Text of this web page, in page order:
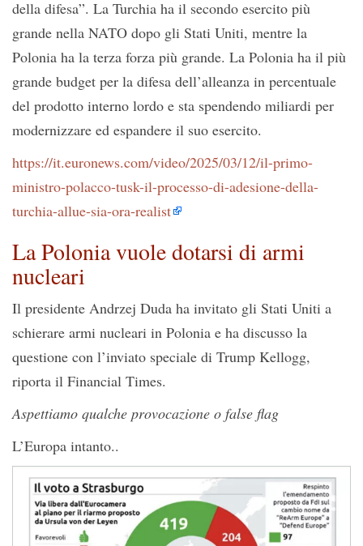
della difesa”. La Turchia ha il secondo esercito più
grande nella NATO dopo gli Stati Uniti, mentre la
Polonia ha la terza forza più grande. La Polonia ha il più
grande budget per la difesa dell’alleanza in percentuale
del prodotto interno lordo e sta spendendo miliardi per
modernizzare ed espandere il suo esercito.
https://it.euronews.com/video/2025/03/12/il-primo-
ministro-polacco-tusk-il-processo-di-adesione-della-
turchia-allue-sia-ora-realist
La Polonia vuole dotarsi di armi
nucleari
Il presidente Andrzej Duda ha invitato gli Stati Uniti a
schierare armi nucleari in Polonia e ha discusso la
questione con l’inviato speciale di Trump Kellogg,
riporta il Financial Times.
Aspettiamo qualche provocazione o false flag
L’Europa intanto..